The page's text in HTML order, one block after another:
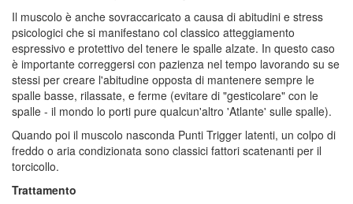
Il muscolo è anche sovraccaricato a causa di abitudini e stress
psicologici che si manifestano col classico atteggiamento
espressivo e protettivo del tenere le spalle alzate. In questo caso
è importante correggersi con pazienza nel tempo lavorando su se
stessi per creare l'abitudine opposta di mantenere sempre le
spalle basse, rilassate, e ferme (evitare di "gesticolare" con le
spalle - il mondo lo porti pure qualcun'altro 'Atlante' sulle spalle).
Quando poi il muscolo nasconda Punti Trigger latenti, un colpo di
freddo o aria condizionata sono classici fattori scatenanti per il
torcicollo.
Trattamento